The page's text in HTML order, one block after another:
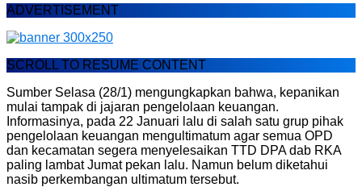
ADVERTISEMENT
SCROLL TO RESUME CONTENT
Sumber Selasa (28/1) mengungkapkan bahwa, kepanikan
mulai tampak di jajaran pengelolaan keuangan.
Informasinya, pada 22 Januari lalu di salah satu grup pihak
pengelolaan keuangan mengultimatum agar semua OPD
dan kecamatan segera menyelesaikan TTD DPA dab RKA
paling lambat Jumat pekan lalu. Namun belum diketahui
nasib perkembangan ultimatum tersebut.